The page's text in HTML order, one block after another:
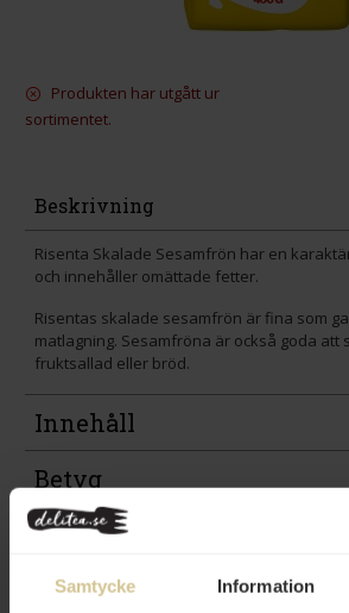
Samtycke Information
Produkten har utgått ur
sortimentet.
Beskrivning
Risenta Skalade Sesamfrön har en
och innehåller omättade fetter.
Risentas skalade sesamfrön är fina som
matlagning. Sesamfröna är också goda att
fruktsallad eller bröd.
Innehåll
Betyg
Produktfakta
Prishistorik